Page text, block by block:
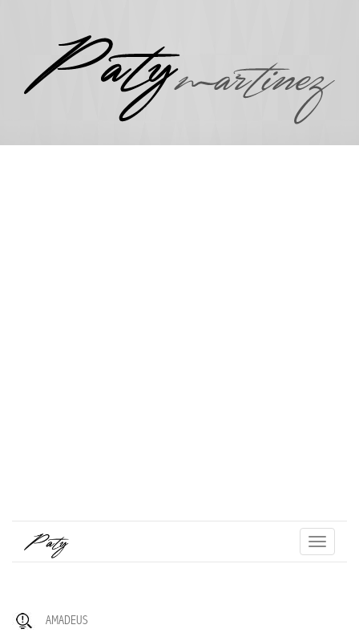
Toggle
AMADEUS